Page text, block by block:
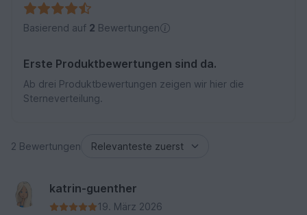
Basierend auf 2 Bewertungen
Erste Produktbewertungen sind da.
Ab drei Produktbewertungen zeigen wir hier die
Sterneverteilung.
2 Bewertungen
katrin-guenther
19. März 2026